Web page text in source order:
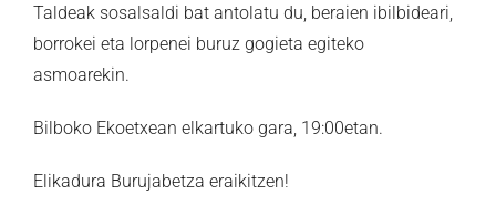
Taldeak sosalsaldi bat antolatu du, beraien ibilbideari,
borrokei eta lorpenei buruz gogieta egiteko
asmoarekin.
Bilboko Ekoetxean elkartuko gara, 19:00etan.
Elikadura Burujabetza eraikitzen!